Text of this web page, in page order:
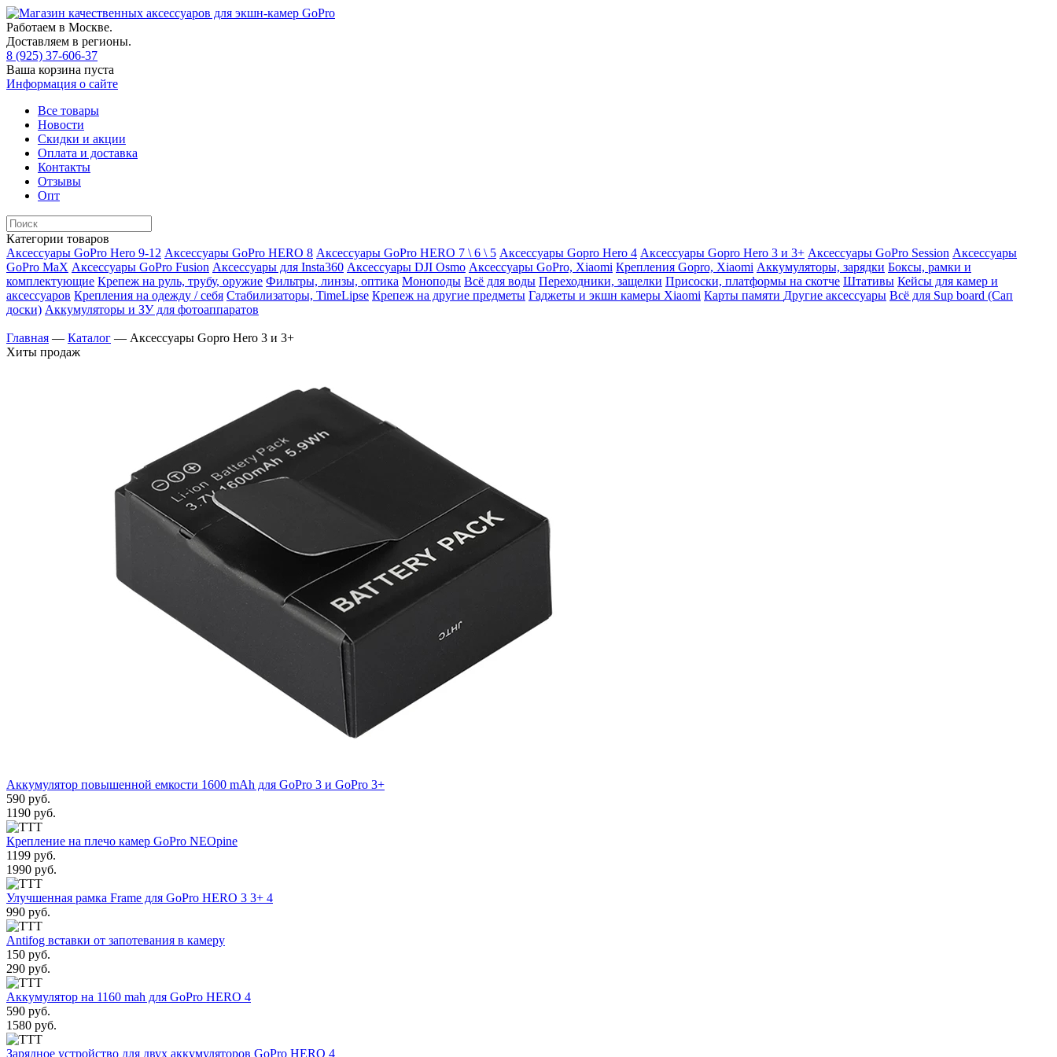
Работаем в Москве.
Доставляем в регионы.
8 (925) 37-606-37
Ваша корзина пуста
Информация о сайте
Все товары
Новости
Скидки и акции
Оплата и доставка
Контакты
Отзывы
Опт
Категории товаров
Аксессуары GoPro Hero 9-12 Аксессуары GoPro HERO 8 Аксессуары GoPro HERO 7 \ 6 \ 5 Аксессуары Gopro Hero 4 Аксессуары Gopro Hero 3 и 3+ Аксессуары GoPro Session Аксессуары
GoPro MaX Аксессуары GoPro Fusion Аксессуары для Insta360 Аксессуары DJI Osmo Аксессуары GoPro, Xiaomi Крепления Gopro, Xiaomi Аккумуляторы, зарядки Боксы, рамки и
комплектующие Крепеж на руль, трубу, оружие Фильтры, линзы, оптика Моноподы Всё для воды Переходники, защелки Присоски, платформы на скотче Штативы Кейсы для камер и
аксессуаров Крепления на одежду / себя Cтабилизаторы, TimeLipse Крепеж на другие предметы Гаджеты и экшн камеры Xiaomi Карты памяти Другие аксессуары Всё для Sup board (Сап
доски) Аккумуляторы и ЗУ для фотоаппаратов
Главная — Каталог — Аксессуары Gopro Hero 3 и 3+
Хиты продаж
Аккумулятор повышенной емкости 1600 mAh для GoPro 3 и GoPro 3+
590 руб.
1190 руб.
Крепление на плечо камер GoPro NEOpine
1199 руб.
1990 руб.
Улучшенная рамка Frame для GoPro HERO 3 3+ 4
990 руб.
Antifog вставки от запотевания в камеру
150 руб.
290 руб.
Аккумулятор на 1160 mah для GoPro HERO 4
590 руб.
1580 руб.
Зарядное устройство для двух аккумуляторов GoPro HERO 4